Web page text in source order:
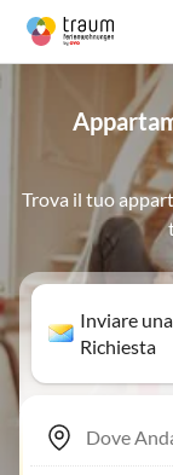
Trova il tuo
Inviare una
Richiesta